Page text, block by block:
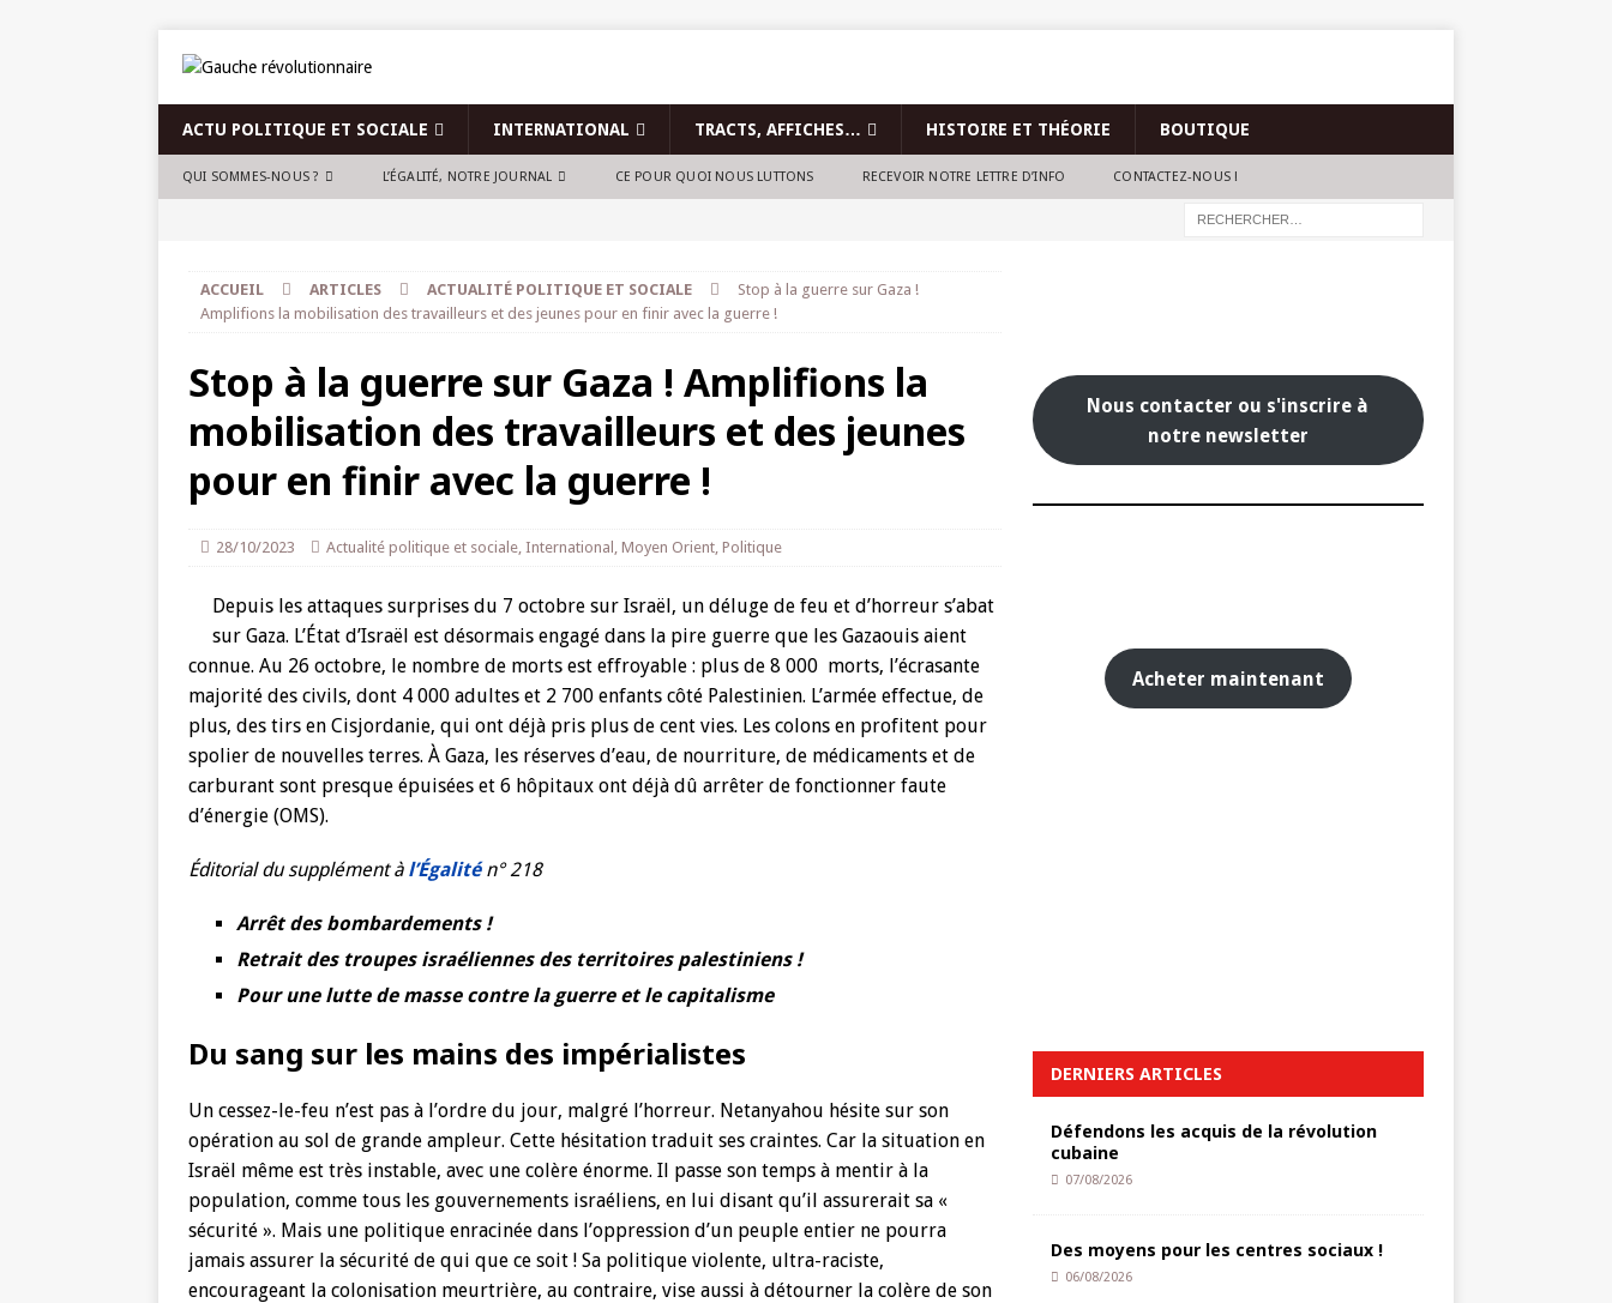
ACTU POLITIQUE ET SOCIALE INTERNATIONAL TRACTS, AFFICHES… HISTOIRE ET THÉORIE BOUTIQUE
QUI SOMMES-NOUS ? L’ÉGALITÉ, NOTRE JOURNAL CE POUR QUOI NOUS LUTTONS RECEVOIR NOTRE LETTRE D’INFO CONTACTEZ-NOUS !
ACCUEIL ARTICLES ACTUALITÉ POLITIQUE ET SOCIALE
Stop à la guerre sur Gaza !
Amplifions la mobilisation des travailleurs et des jeunes pour en finir avec la guerre !
Stop à la guerre sur Gaza ! Amplifions la
mobilisation des travailleurs et des jeunes
pour en finir avec la guerre !
28/10/2023 Actualité politique et sociale, International , Moyen Orient, Politique
Depuis les attaques surprises du 7 octobre sur Israël, un déluge de feu et d’horreur s’abat
sur Gaza. L’État d’Israël est désormais engagé dans la pire guerre que les Gazaouis aient
connue. Au 26 octobre, le nombre de morts est effroyable : plus de 8 000 morts, l’écrasante
majorité des civils, dont 4 000 adultes et 2 700 enfants côté Palestinien. L’armée effectue, de
plus, des tirs en Cisjordanie, qui ont déjà pris plus de cent vies. Les colons en profitent pour
spolier de nouvelles terres. À Gaza, les réserves d’eau, de nourriture, de médicaments et de
carburant sont presque épuisées et 6 hôpitaux ont déjà dû arrêter de fonctionner faute
d’énergie (OMS).
Éditorial du supplément à l’Égalitén° 218
Arrêt des bombardements !
Retrait des troupes israéliennes des territoires palestiniens !
Pour une lutte de masse contre la guerre et le capitalisme
Du sang sur les mains des impérialistes
Un cessez-le-feu n’est pas à l’ordre du jour, malgré l’horreur. Netanyahou hésite sur son
opération au sol de grande ampleur. Cette hésitation traduit ses craintes. Car la situation en
Israël même est très instable, avec une colère énorme. Il passe son temps à mentir à la
population, comme tous les gouvernements israéliens, en lui disant qu’il assurerait sa «
sécurité ». Mais une politique enracinée dans l’oppression d’un peuple entier ne pourra
jamais assurer la sécurité de qui que ce soit ! Sa politique violente, ultra-raciste,
encourageant la colonisation meurtrière, au contraire, vise aussi à détourner la colère de son
Nous contacter ou s'inscrire à
notre newsletter
Acheter maintenant
DERNIERS ARTICLES
Défendons les acquis de la révolution
cubaine
07/08/2026
Des moyens pour les centres sociaux !
06/08/2026